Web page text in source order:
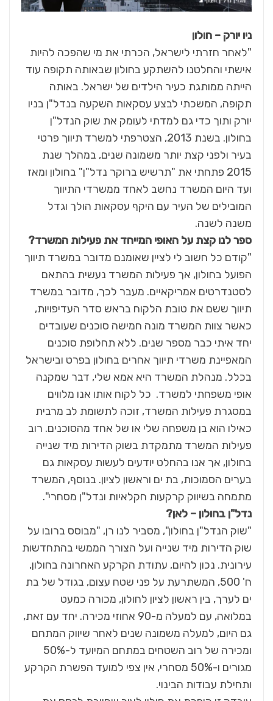
ניו יורק – חולון
"לאחר חזרתי לישראל, הכרתי את מי שהפכה להיות
אישתי והחלטנו להשתקע בחולון שבאותה תקופה עוד
הייתה ממותגת כעיר הילדים של ישראל. באותה
תקופה, המשכתי לבצע עסקאות השקעה בנדל"ן בניו
יורק ותוך כדי גם למדתי לעומק את שוק הנדל"ן
בחולון. בשנת 2013, הצטרפתי למשרד תיווך פרטי
בעיר ולפני קצת יותר משמונה שנים, במהלך שנת
2015 פתחתי את "תרשיש ברוקר נדל"ן" בחולון ומאז
ועד היום המשרד נחשב לאחד ממשרדי התיווך
המובילים של העיר עם היקף עסקאות הולך וגדל
משנה לשנה.
ספר לנו קצת על האופי המייחד את פעילות המשרד?
"קודם כל חשוב לי לציין שאומנם מדובר במשרד תיווך
הפועל בחולון, אך פעילות המשרד נעשית בהתאם
לסטנדרטים אמריקאיים. מעבר לכך, מדובר במשרד
תיווך ששם את טובת הלקוח בראש סדר העדיפויות,
כאשר צוות המשרד מונה חמישה סוכנים שעובדים
יחד איתי כבר מספר שנים. ללא תחלופת סוכנים
המאפיינת משרדי תיווך אחרים בחולון בפרט ובישראל
בכלל. מנהלת המשרד היא אמא שלי, דבר שמקנה
אופי משפחתי למשרד. כל לקוח אותו אנו מלווים
במסגרת פעילות המשרד, זוכה לתשומת לב מרבית
כאילו הוא בן משפחה שלי או של אחד מהסוכנים. רוב
פעילות המשרד מתמקדת בשוק הדירות מיד שנייה
בחולון, אך אנו בהחלט יודעים לעשות עסקאות גם
בערים הסמוכות, בת ים וראשון לציון. בנוסף, המשרד
מתמחה בשיווק קרקעות חקלאיות ונדל"ן מסחרי".
נדל"ן בחולון – לאן?
"שוק הנדל"ן בחולון", מסביר לנו רן, "מבוסס ברובו על
שוק הדירות מיד שנייה ועל הצורך הממשי בהתחדשות
עירונית. נכון להיום, עתודת הקרקע האחרונה בחולון,
ח' 500, המשתרעת על פני שטח עצום, בגודל של בת
ים לערך, בין ראשון לציון לחולון, מכורה כמעט
במלואה, עם למעלה מ-90 אחוזי מכירה. יחד עם זאת,
גם היום, למעלה משמונה שנים לאחר שיווק המתחם
ומכירה של רוב השטחים במתחם המיועד ל-50%
מגורים ו-50% מסחרי, אין צפי למועד הפשרת הקרקע
ותחילת עבודות הבינוי.